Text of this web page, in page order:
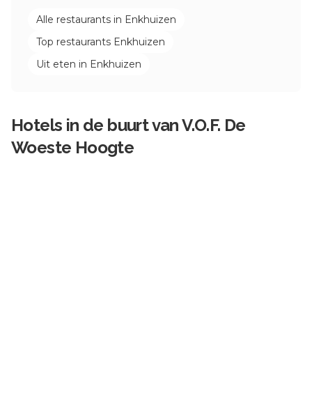
Alle restaurants in Enkhuizen
Top restaurants Enkhuizen
Uit eten in Enkhuizen
Hotels in de buurt vanV.O.F. De
Woeste Hoogte